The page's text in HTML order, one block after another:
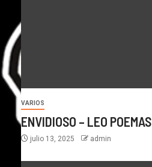
VARIOS
ENVIDIOSO – LEO POEMAS
julio 13, 2025 admin